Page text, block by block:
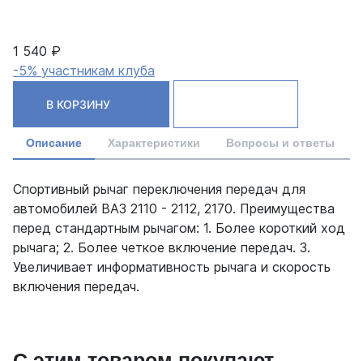
1 540 ₽
-5% участникам клуба
В КОРЗИНУ
Описание Характеристики Вопросы и ответы
Спортивный рычаг переключения передач для
автомобилей ВАЗ 2110 - 2112, 2170. Преимущества
перед стандартным рычагом: 1. Более короткий ход
рычага; 2. Более четкое включение передач. 3.
Увеличивает информативность рычага и скорость
включения передач.